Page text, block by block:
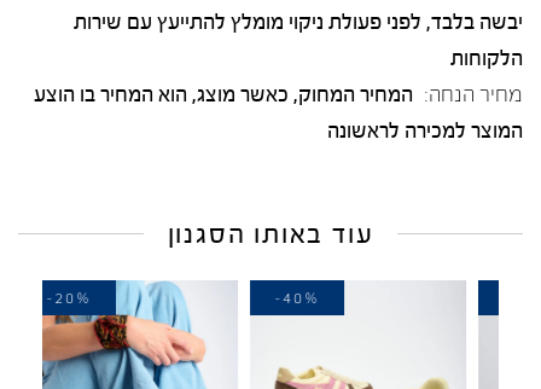
יבשה בלבד, לפני פעולת ניקוי מומלץ להתייעץ עם שירות
הלקוחות
מחיר הנחה: המחיר המחוק, כאשר מוצג, הוא המחיר בו הוצע
המוצר למכירה לראשונה
עוד באותו הסגנון
-40%
-20%